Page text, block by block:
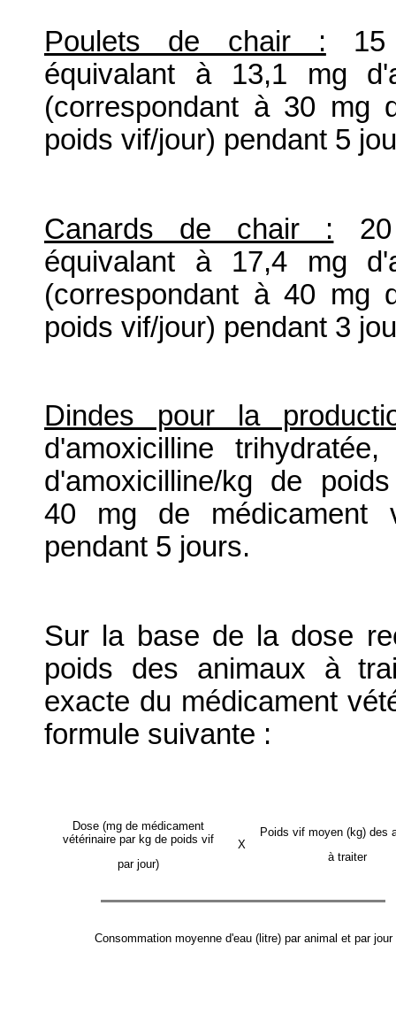
Poulets de chair : 15
équivalant à 13,1 mg
(correspondant à 30 mg
poids vif/jour) pendant 5
Canards de chair : 20
équivalant à 17,4 mg
(correspondant à 40 mg
poids vif/jour) pendant 3
Dindes pour la
d'amoxicilline
d'amoxicilline/kg de
40 mg de médicament
pendant 5 jours.
Sur la base de la dose
poids des animaux à
exacte du médicament
formule suivante :
Dose (mg de médicament
vétérinaire par kg de poids vif
par jour)
X
Poids vif moyen (kg) des
à traiter
Consommation moyenne d'eau (litre) par animal et par jour